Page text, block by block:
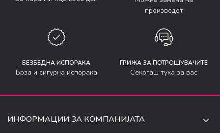
производот
БЕЗБЕДНА ИСПОРАКА
Брза и сигурна испорака
ГРИЖА ЗА ПОТРОШУВАЧИТЕ
Секогаш тука за вас
ИНФОРМАЦИИ ЗА КОМПАНИЈАТА